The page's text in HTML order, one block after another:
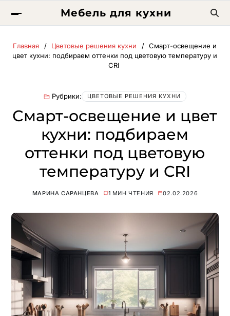
Мебель для кухни
Главная Цветовые решения кухни
Смарт-освещение и
цвет кухни: подбираем оттенки под цветовую температуру и
CRI
Рубрики: ЦВЕТОВЫЕ РЕШЕНИЯ КУХНИ
Смарт-освещение и цвет
кухни: подбираем
оттенки под цветовую
температуру и CRI
МАРИНА САРАНЦЕВА 1 МИН ЧТЕНИЯ 02.02.2026